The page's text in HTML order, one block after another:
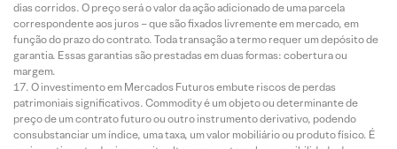
dias corridos. O preço será o valor da ação adicionado de uma parcela
correspondente aos juros – que são fixados livremente em mercado, em
função do prazo do contrato. Toda transação a termo requer um depósito de
garantia. Essas garantias são prestadas em duas formas: cobertura ou
margem.
O investimento em Mercados Futuros embute riscos de perdas
patrimoniais significativos. Commodity é um objeto ou determinante de
preço de um contrato futuro ou outro instrumento derivativo, podendo
consubstanciar um índice, uma taxa, um valor mobiliário ou produto físico. É